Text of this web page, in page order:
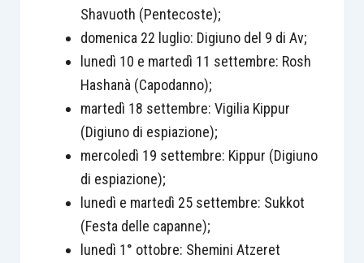
Shavuoth (Pentecoste);
domenica 22 luglio: Digiuno del 9 di Av;
lunedì 10 e martedì 11 settembre: Rosh
Hashanà (Capodanno);
martedì 18 settembre: Vigilia Kippur
(Digiuno di espiazione);
mercoledì 19 settembre: Kippur (Digiuno
di espiazione);
lunedì e martedì 25 settembre: Sukkot
(Festa delle capanne);
lunedì 1° ottobre: Shemini Atzeret